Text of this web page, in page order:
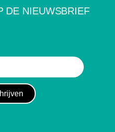
DE NIEUWSBRIEF